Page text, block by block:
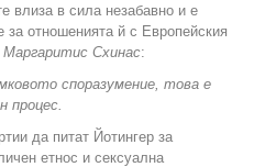
влиза в сила незабавно и е
отношенията й с Европейския
Маргаритис Схинас:
споразумение, това е
процес.
да питат Йотингер за
етнос и сексуална